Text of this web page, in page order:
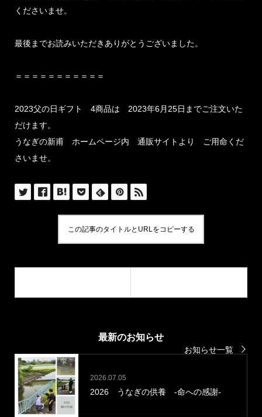
くださいませ。
最後までお読みいただきありがとうございました。
＝＝＝＝＝＝＝＝＝＝＝
2023父の日ギフト 4商品は 2023年6月25日までご注文いた
だけます。
うなぎの新甫 ホームページ内 通販サイトより ご用命くだ
さいませ。
この記事のタイトルとURLをコピーする
最新のお知らせ
お知らせ一覧
2026.07.05
2026 うなぎの供養 -命への感謝-